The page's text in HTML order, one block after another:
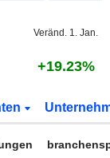
Veränd. 1. Jan.
+19.23%